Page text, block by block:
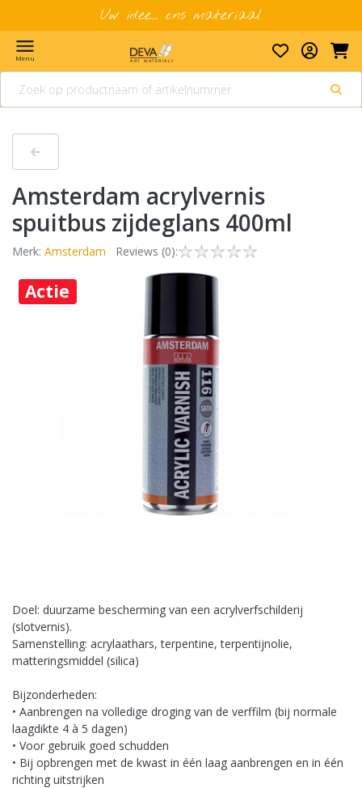
Uw idee... ons materiaal
menu
Menu
Amsterdam acrylvernis
spuitbus zijdeglans 400ml
Merk: Amsterdam Reviews (0):
Actie
Doel: duurzame bescherming van een acrylverfschilderij
(slotvernis).
Samenstelling: acrylaathars, terpentine, terpentijnolie,
matteringsmiddel (silica)
Bijzonderheden:
• Aanbrengen na volledige droging van de verffilm (bij normale
laagdikte 4 à 5 dagen)
• Voor gebruik goed schudden
• Bij opbrengen met de kwast in één laag aanbrengen en in één
richting uitstrijken